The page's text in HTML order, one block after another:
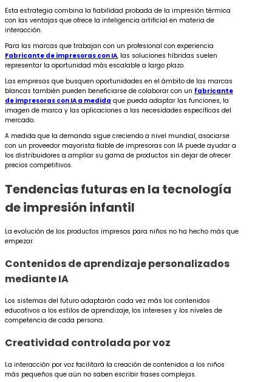
Esta estrategia combina la fiabilidad probada de la impresión térmica
con las ventajas que ofrece la inteligencia artificial en materia de
interacción.
Para las marcas que trabajan con un profesional con experiencia
Fabricante de impresoras con IA, las soluciones híbridas suelen
representar la oportunidad más escalable a largo plazo.
Las empresas que busquen oportunidades en el ámbito de las marcas
blancas también pueden beneficiarse de colaborar con un fabricante
de impresoras con IA a medida que pueda adaptar las funciones, la
imagen de marca y las aplicaciones a las necesidades específicas del
mercado.
A medida que la demanda sigue creciendo a nivel mundial, asociarse
con un proveedor mayorista fiable de impresoras con IA puede ayudar a
los distribuidores a ampliar su gama de productos sin dejar de ofrecer
precios competitivos.
Tendencias futuras en la tecnología
de impresión infantil
La evolución de los productos impresos para niños no ha hecho más que
empezar.
Contenidos de aprendizaje personalizados
mediante IA
Los sistemas del futuro adaptarán cada vez más los contenidos
educativos a los estilos de aprendizaje, los intereses y los niveles de
competencia de cada persona.
Creatividad controlada por voz
La interacción por voz facilitará la creación de contenidos a los niños
más pequeños que aún no saben escribir frases complejas.